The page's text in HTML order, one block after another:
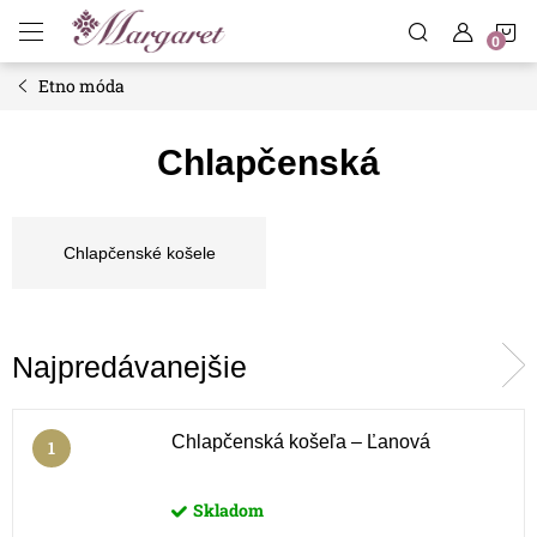
obsah
Etno móda
Chlapčenská
Chlapčenské košele
Najpredávanejšie
Chlapčenská košeľa – Ľanová
Skladom